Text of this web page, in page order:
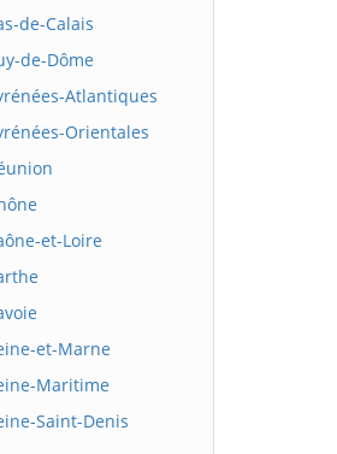
de-Calais
de-Dôme
Atlantiques
Orientales
et-Loire
et-Marne
Maritime
Saint-Denis